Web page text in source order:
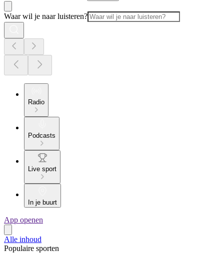
Waar wil je naar luisteren?
Radio
Podcasts
Live sport
In je buurt
App openen
Alle inhoud
Populaire sporten